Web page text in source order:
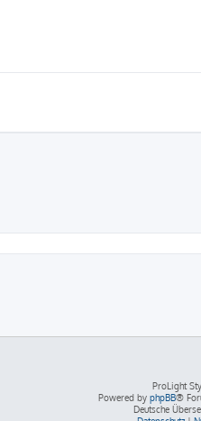
ProLight
Powered by phpBB®
Deutsche